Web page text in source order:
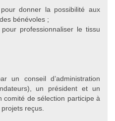
donner la possibilité aux
bénévoles ;
professionnaliser le tissu
un conseil d’administration
un président et un
comité de sélection participe à
projets reçus.